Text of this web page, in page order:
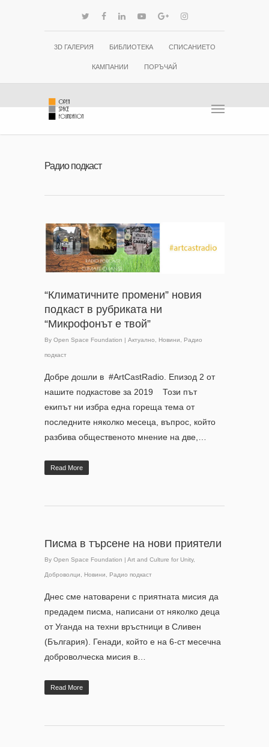
3D ГАЛЕРИЯ БИБЛИОТЕКА СПИСАНИЕТО
КАМПАНИИ ПОРЪЧАЙ
Радио подкаст
“Климатичните промени” новия
подкаст в рубриката ни
“Микрофонът е твой”
By Open Space Foundation | Актуално Новини Радио
подкаст
Добре дошли в #ArtCastRadio. Епизод 2 от
нашите подкастове за 2019 Този път
екипът ни избра една гореща тема от
последните няколко месеца, въпрос, който
разбива общественото мнение на две,…
Read More
Писма в търсене на нови приятели
By Open Space Foundation | Art and Culture for Unity,
Доброволци Новини Радио подкаст
Днес сме натоварени с приятната мисия да
предадем писма, написани от няколко деца
от Уганда на техни връстници в Сливен
(България). Генади, който е на 6-ст месечна
доброволческа мисия в…
Read More